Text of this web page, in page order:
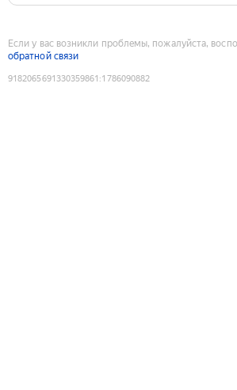
Если у вас возникли проблемы, пожалуйста,
обратной связи
9182065691330359861 :1786090882